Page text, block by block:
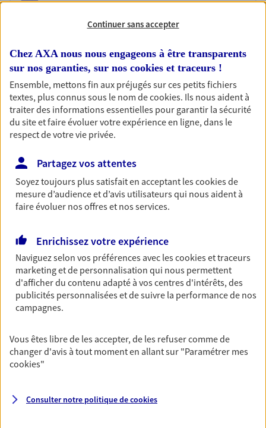
contrat Ma Maison assure votre sérénité en
protégeant ce qui vous tient à coeur.
Découvrir l'offre Habitation
OBTENIR UN TARIF EN LIGNE
Garantie Accidents de la Vie
Bricoleuse, féru de jardinage, pâtissier en herbe
ou grande lectrice… personne n'est à l'abri d'un
accident du quotidien. Avec Ma Protection
Accident, protégez votre qualité de vie et vos
revenus.
OBTENIR UN TARIF EN LIGNE
Multirisque Entreprise
Gagnez en simplicité et en sérénité avec votre
assurance multirisque entreprise. Un contrat
équipements et stocks… sans oublier votre
responsabilité civile.
DEMANDER UN DEVIS
Continuer sans accepter
Chez AXA nous nous engageons à être transparents
sur nos garanties, sur nos cookies et traceurs !
Ensemble, mettons fin aux préjugés sur ces petits fichiers
textes, plus connus sous le nom decookies. Ils nous aident à
traiter des informations essentielles pour garantir la sécurité
du site et faire évoluer votre expérience en ligne, dans le
respect de votre vie privée.
Partagez vos attentes
Soyez toujours plus satisfait en acceptant lescookiesde
mesure d’audience et d’avis utilisateurs qui nous aident à
faire évoluer nos offres et nos services.
Enrichissez votre expérience
Naviguez selon vos préférences avec lescookies et traceurs
marketing et de personnalisation qui nous permettent
d'afficher du contenu adapté à vos centres d'intérêts, des
publicités personnalisées et de suivre la performance de nos
campagnes.
Vous êtes libre de les accepter, de les refuser comme de
changer d'avis à tout moment en allant sur "Paramétrer mes
cookies"
Consulter notre politique decookies